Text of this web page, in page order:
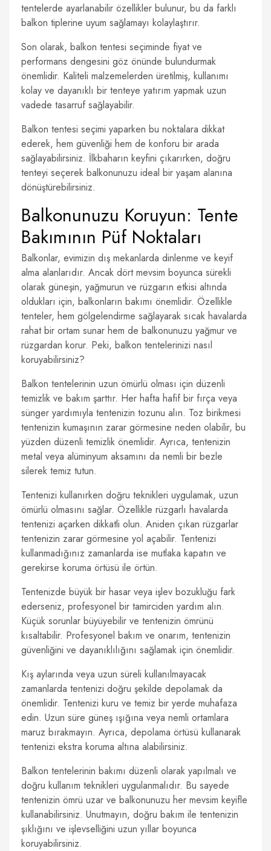
tentelerde ayarlanabilir özellikler bulunur, bu da farklı
balkon tiplerine uyum sağlamayı kolaylaştırır.
Son olarak, balkon tentesi seçiminde fiyat ve
performans dengesini göz önünde bulundurmak
önemlidir. Kaliteli malzemelerden üretilmiş, kullanımı
kolay ve dayanıklı bir tenteye yatırım yapmak uzun
vadede tasarruf sağlayabilir.
Balkon tentesi seçimi yaparken bu noktalara dikkat
ederek, hem güvenliği hem de konforu bir arada
sağlayabilirsiniz. İlkbaharın keyfini çıkarırken, doğru
tenteyi seçerek balkonunuzu ideal bir yaşam alanına
dönüştürebilirsiniz.
Balkonunuzu Koruyun: Tente
Bakımının Püf Noktaları
Balkonlar, evimizin dış mekanlarda dinlenme ve keyif
alma alanlarıdır. Ancak dört mevsim boyunca sürekli
olarak güneşin, yağmurun ve rüzgarın etkisi altında
oldukları için, balkonların bakımı önemlidir. Özellikle
tenteler, hem gölgelendirme sağlayarak sıcak havalarda
rahat bir ortam sunar hem de balkonunuzu yağmur ve
rüzgardan korur. Peki, balkon tentelerinizi nasıl
koruyabilirsiniz?
Balkon tentelerinin uzun ömürlü olması için düzenli
temizlik ve bakım şarttır. Her hafta hafif bir fırça veya
sünger yardımıyla tentenizin tozunu alın. Toz birikmesi
tentenizin kumaşının zarar görmesine neden olabilir, bu
yüzden düzenli temizlik önemlidir. Ayrıca, tentenizin
metal veya alüminyum aksamını da nemli bir bezle
silerek temiz tutun.
Tentenizi kullanırken doğru teknikleri uygulamak, uzun
ömürlü olmasını sağlar. Özellikle rüzgarlı havalarda
tentenizi açarken dikkatli olun. Aniden çıkan rüzgarlar
tentenizin zarar görmesine yol açabilir. Tentenizi
kullanmadığınız zamanlarda ise mutlaka kapatın ve
gerekirse koruma örtüsü ile örtün.
Tentenizde büyük bir hasar veya işlev bozukluğu fark
ederseniz, profesyonel bir tamirciden yardım alın.
Küçük sorunlar büyüyebilir ve tentenizin ömrünü
kısaltabilir. Profesyonel bakım ve onarım, tentenizin
güvenliğini ve dayanıklılığını sağlamak için önemlidir.
Kış aylarında veya uzun süreli kullanılmayacak
zamanlarda tentenizi doğru şekilde depolamak da
önemlidir. Tentenizi kuru ve temiz bir yerde muhafaza
edin. Uzun süre güneş ışığına veya nemli ortamlara
maruz bırakmayın. Ayrıca, depolama örtüsü kullanarak
tentenizi ekstra koruma altına alabilirsiniz.
Balkon tentelerinin bakımı düzenli olarak yapılmalı ve
doğru kullanım teknikleri uygulanmalıdır. Bu sayede
tentenizin ömrü uzar ve balkonunuzu her mevsim keyifle
kullanabilirsiniz. Unutmayın, doğru bakım ile tentenizin
şıklığını ve işlevselliğini uzun yıllar boyunca
koruyabilirsiniz.